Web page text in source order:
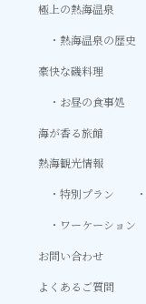
極上の熱海温泉
熱海温泉の歴史
豪快な磯料理
お昼の食事処
海が香る旅館
熱海観光情報
特別プラン
ワーケーション
お問い合わせ
よくあるご質問